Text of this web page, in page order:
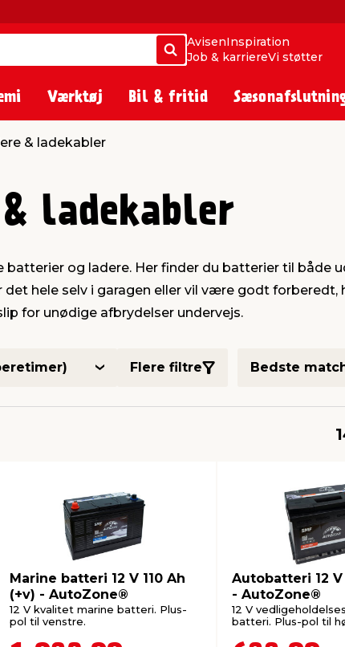
Søg
Søg
AvisenInspiration
Job & karriereVi støtter
Værktøj Bil & fritid
& ladekabler
ladekabler
og ladere. Her finder du batterier til både
hele selv i garagen eller vil være godt forberedt,
for unødige afbrydelser undervejs.
Flere filtre
Marine batteri 12 V 110 Ah
(+v) - AutoZone®
12 V kvalitet marine batteri. Plus-
pol til venstre.
Autobatteri 12 V
- AutoZone®
12 V
batteri. Plus-pol til